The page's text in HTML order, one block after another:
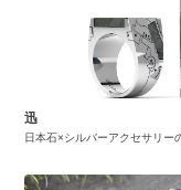
迅
日本石×シルバーアクセサリー